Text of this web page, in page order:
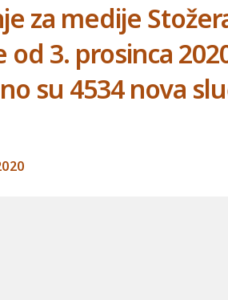
za medije
od 3. prosinca
su 4534 nova